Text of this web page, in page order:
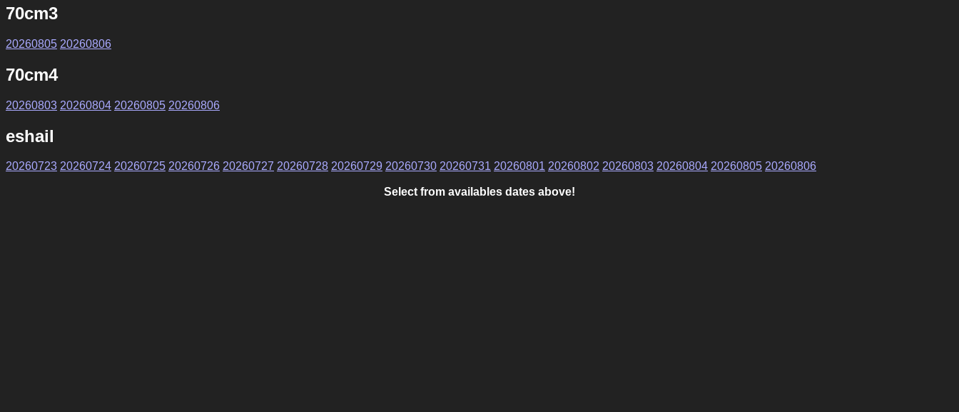
70cm3
20260805 20260806
70cm4
20260803 20260804 20260805 20260806
eshail
20260723 20260724 20260725 20260726 20260727 20260728 20260729 20260730 20260731 20260801 20260802 20260803 20260804 20260805 20260806
Select from availables dates above!